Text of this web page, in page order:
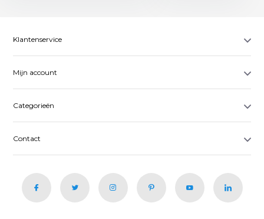
Klantenservice
Mijn account
Categorieën
Contact